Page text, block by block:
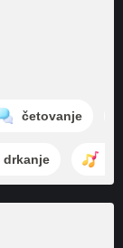
četovanje
drkanje